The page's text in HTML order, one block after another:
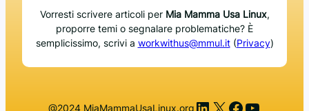
Vorresti scrivere articoli per Mia Mamma Usa Linux,
proporre temi o segnalare problematiche? È
semplicissimo, scrivi a workwithus@mmul.it(Privacy)
@2024 MiaMammaUsaLinux.org LinkedIn
X Facebook